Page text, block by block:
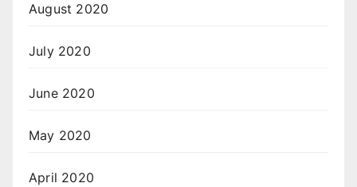
August 2020
July 2020
June 2020
May 2020
April 2020